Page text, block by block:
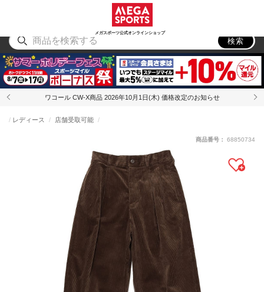
メガスポーツ公式オンラインショップ
アウトドア
検索
ワコール CW-X商品 2026年10月1日(木) 価格改定のお知らせ
レディース 店舗受取可能
商品番号： 68850734